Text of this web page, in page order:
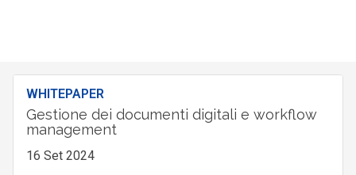
WHITEPAPER
Gestione dei documenti digitali e workflow
management
16 Set 2024